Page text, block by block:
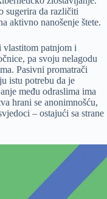
sugerira da različiti
aktivno nanošenje štete.
patnjom i
pa svoju nelagodu
Pasivni promatrači
istu potrebu da je
među odraslima ima
hrani se anonimnošću,
– ostajući sa strane